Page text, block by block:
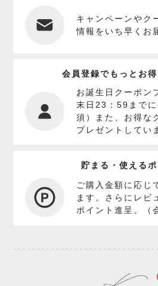
キャンペーンやク
情報をいち早くお
会員登録でもっとお
お誕生日クーポン
末日23：59まで
須）また、お得な
プレゼントしてい
貯まる・使えるポ
ご購入金額に応じ
ます。さらにレビ
ポイント進呈。（